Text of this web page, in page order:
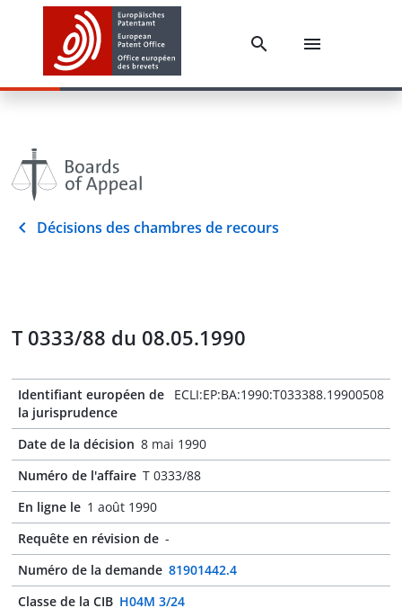
Décisions des chambres de recours
T 0333/88 du 08.05.1990
Identifiant européen de
la jurisprudence
ECLI:EP:BA:1990:T033388.19900508
Date de la décision 8 mai 1990
Numéro de l'affaire T 0333/88
En ligne le 1 août 1990
Requête en révision de -
Numéro de la demande 81901442.4
Classe de la CIB H04M 3/24